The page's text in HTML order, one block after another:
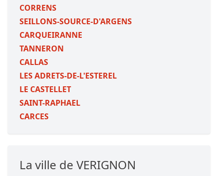
CORRENS
SEILLONS-SOURCE-D'ARGENS
CARQUEIRANNE
TANNERON
CALLAS
LES ADRETS-DE-L'ESTEREL
LE CASTELLET
SAINT-RAPHAEL
CARCES
La ville de VERIGNON